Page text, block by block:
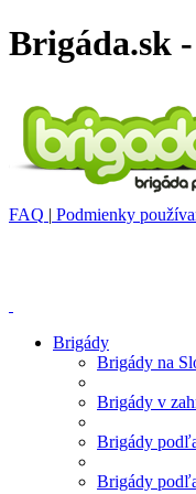
Brigáda.sk
FAQ | Podmienky
Brigády
Brigády na
Brigády v
Brigády
Brigády